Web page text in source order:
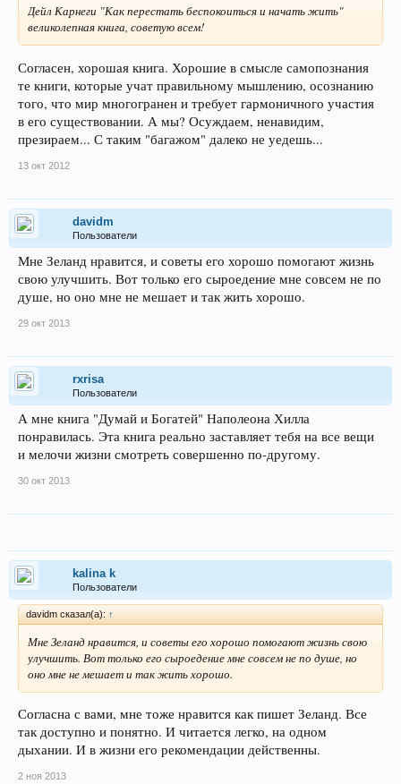
Дейл Карнеги "Как перестать беспокоиться и начать жить"
великолепная книга, советую всем!
Согласен, хорошая книга. Хорошие в смысле самопознания
те книги, которые учат правильному мышлению, осознанию
того, что мир многогранен и требует гармоничного участия
в его существовании. А мы? Осуждаем, ненавидим,
презираем... С таким "багажом" далеко не уедешь...
13 окт 2012
davidm
Пользователи
Мне Зеланд нравится, и советы его хорошо помогают жизнь
свою улучшить. Вот только его сыроедение мне совсем не по
душе, но оно мне не мешает и так жить хорошо.
29 окт 2013
rxrisa
Пользователи
А мне книга "Думай и Богатей" Наполеона Хилла
понравилась. Эта книга реально заставляет тебя на все вещи
и мелочи жизни смотреть совершенно по-другому.
30 окт 2013
kalina k
Пользователи
davidm сказал(а): ↑
Мне Зеланд нравится, и советы его хорошо помогают жизнь свою
улучшить. Вот только его сыроедение мне совсем не по душе, но
оно мне не мешает и так жить хорошо.
Согласна с вами, мне тоже нравится как пишет Зеланд. Все
так доступно и понятно. И читается легко, на одном
дыхании. И в жизни его рекомендации действенны.
2 ноя 2013